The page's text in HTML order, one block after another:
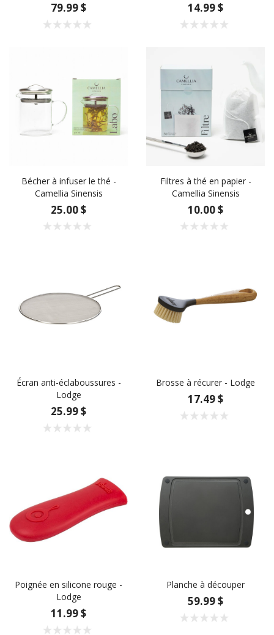
79.99 $ 14.99 $
Bécher à infuser le thé -
Camellia Sinensis
25.00 $
Filtres à thé en papier -
Camellia Sinensis
10.00 $
Écran anti-éclaboussures -
Lodge
25.99 $
Brosse à récurer - Lodge
17.49 $
Poignée en silicone rouge -
Lodge
11.99 $
Planche à découper
59.99 $